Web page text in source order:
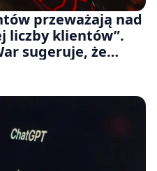
przeważają nad
liczby klientów”.
sugeruje, że
rezygnuje z gier